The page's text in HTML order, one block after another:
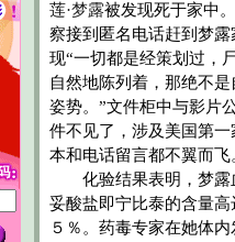
莲·梦露被发现死于家中
察接到匿名电话赶到梦
现“一切都是经策划过，
自然地陈列着，那绝不
姿势。”文件柜中与影片
件不见了，涉及美国第
本和电话留言都不翼而飞
化验结果表明，梦露
妥酸盐即宁比泰的含量高
５％。药毒专家在她体